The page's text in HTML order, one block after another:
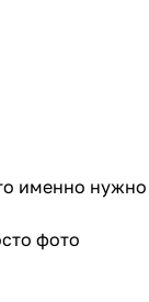
именно нужно
фото